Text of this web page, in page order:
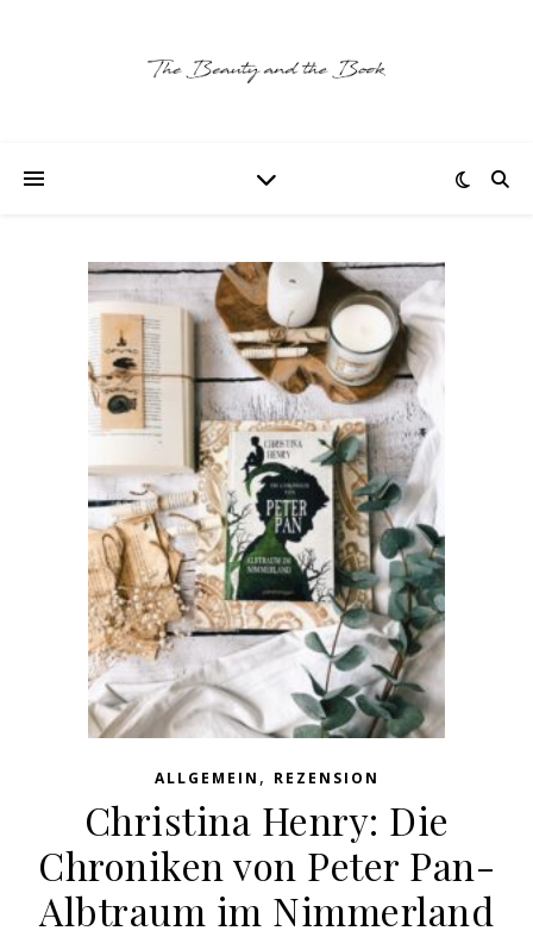
ALLGEMEIN , REZENSION
Christina Henry: Die
Chroniken von Peter Pan-
Albtraum im Nimmerland